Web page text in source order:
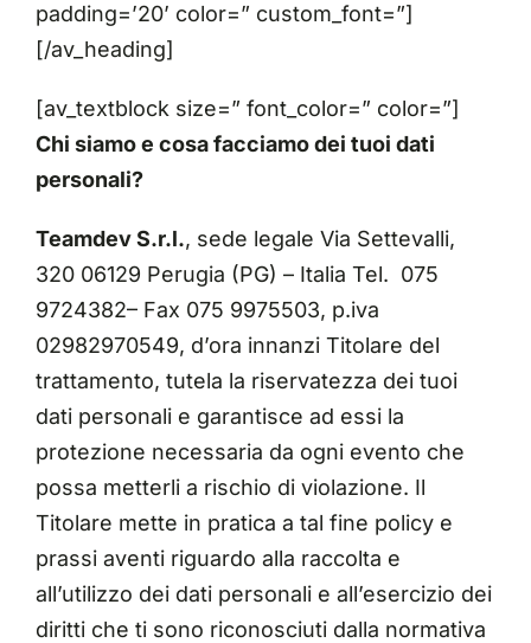
padding=’20’ color=” custom_font=”]
[/av_heading]
[av_textblock size=” font_color=” color=”]
Chi siamo e cosa facciamo dei tuoi dati
personali?
Teamdev S.r.l., sede legale Via Settevalli,
320 06129 Perugia (PG) – Italia Tel. 075
9724382– Fax 075 9975503, p.iva
02982970549, d’ora innanzi Titolare del
trattamento, tutela la riservatezza dei tuoi
dati personali e garantisce ad essi la
protezione necessaria da ogni evento che
possa metterli a rischio di violazione. Il
Titolare mette in pratica a tal fine policy e
prassi aventi riguardo alla raccolta e
all’utilizzo dei dati personali e all’esercizio dei
diritti che ti sono riconosciuti dalla normativa